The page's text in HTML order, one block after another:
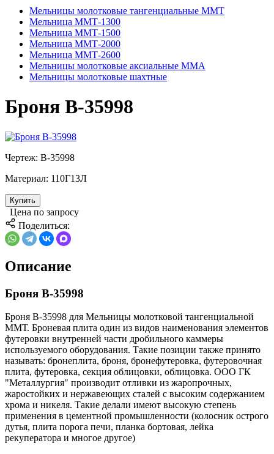
Мельницы молотковые тангенциальные ММТ
Мельница ММТ-1300
Мельница ММТ-1500
Мельница ММТ-2000
Мельница ММТ-2600
Мельницы молотковые аксиальные ММА
Мельницы молотковые шахтные
Броня В-35998
Чертеж: В-35998
Материал: 110Г13Л
Купить
Цена по запросу
Поделиться:
Описание
Броня В-35998
Броня В-35998 для Мельницы молотковой тангенциальной
ММТ. Броневая плита один из видов наименования элементов
футеровки внутренней части дробильного каммеры
используемого оборудования. Такие позиции также принято
называть: бронеплита, броня, бронефутеровка, футеровочная
плита, футеровка, секция облицовки, облицовка. ООО ГК
"Металлургия" производит отливки из жаропрочных,
жаростойких и нержавеющих сталей с высоким содержанием
хрома и никеля. Такие делали имеют высокую степень
применения в цементной промышленности (колосник острого
дутья, плита порога печи, планка бортовая, лейка
рекуператора и многое другое)